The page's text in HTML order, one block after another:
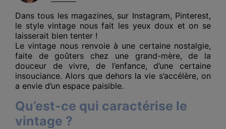
Dans tous les magazines, sur Instagram, Pinterest,
le style vintage nous fait les yeux doux et on se
laisserait bien tenter !
Le vintage nous renvoie à une certaine nostalgie,
faite de goûters chez une grand-mère, de la
douceur de vivre, de l’enfance, d’une certaine
insouciance. Alors que dehors la vie s’accélère, on
a envie d’un espace paisible.
Qu’est-ce qui caractérise le
vintage ?